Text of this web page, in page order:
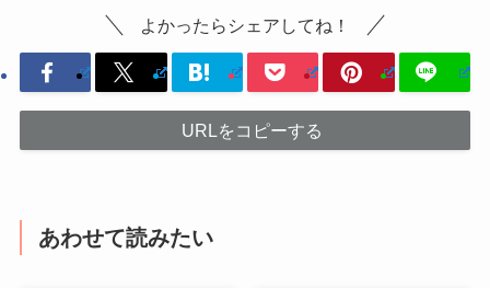
よかったらシェアしてね！
URLをコピーする
あわせて読みたい